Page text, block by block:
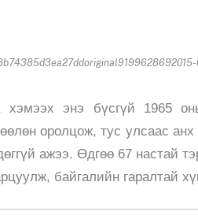
хэмээх энэ бүсгүй 1965
оролцож, тус улсаас
ажээ. Өдгөө 67 настай
байгалийн гаралтай